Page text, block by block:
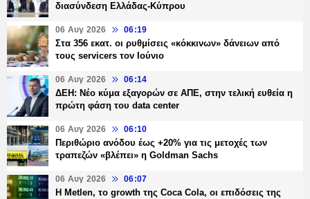
διασύνδεση Ελλάδας-Κύπρου
06 Αυγ 2026 06:19
Στα 356 εκατ. οι ρυθμίσεις «κόκκινων» δάνειων από
τους servicers τον Ιούνιο
06 Αυγ 2026 06:14
ΔΕΗ: Νέο κύμα εξαγορών σε ΑΠΕ, στην τελική ευθεία η
πρώτη φάση του data center
06 Αυγ 2026 06:10
Περιθώριο ανόδου έως +20% για τις μετοχές των
τραπεζών «βλέπει» η Goldman Sachs
06 Αυγ 2026 06:07
H Metlen, το growth της Coca Cola, οι επιδόσεις της